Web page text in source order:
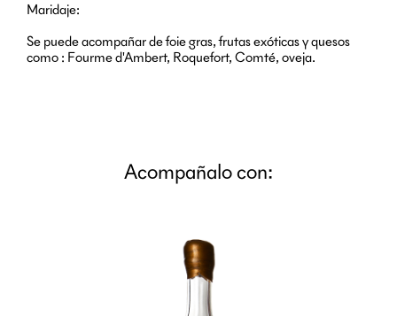
Maridaje:
Se puede acompañar de foie gras, frutas exóticas y quesos
como : Fourme d'Ambert, Roquefort, Comté, oveja.
Acompañalo con: